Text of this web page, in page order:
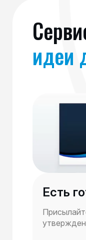
идеи
Есть